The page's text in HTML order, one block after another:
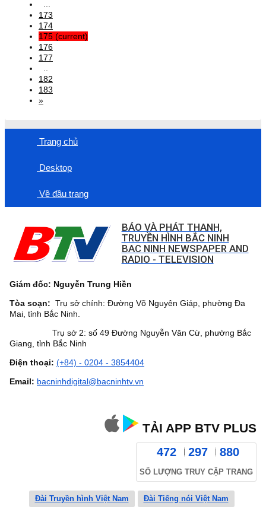
173
174
175 (current)
176
177
182
183
»
Trang chủ
Desktop
Về đầu trang
BÁO VÀ PHÁT THANH,
TRUYỀN HÌNH BẮC NINH
BAC NINH NEWSPAPER AND
RADIO - TELEVISION
Giám đốc: Nguyễn Trung Hiền
Tòa soạn: Trụ sở chính: Đường Võ Nguyên Giáp, phường Đa
Mai, tỉnh Bắc Ninh.
Trụ sở 2: số 49 Đường Nguyễn Văn Cừ, phường Bắc
Giang, tỉnh Bắc Ninh
Điện thoại: (+84) - 0204 - 3854404
Email: bacninhdigital@bacninhtv.vn
TẢI APP BTV PLUS
472 297 880
SỐ LƯỢNG TRUY CẬP TRANG
Đài Truyền hình Việt Nam Đài Tiếng nói Việt Nam